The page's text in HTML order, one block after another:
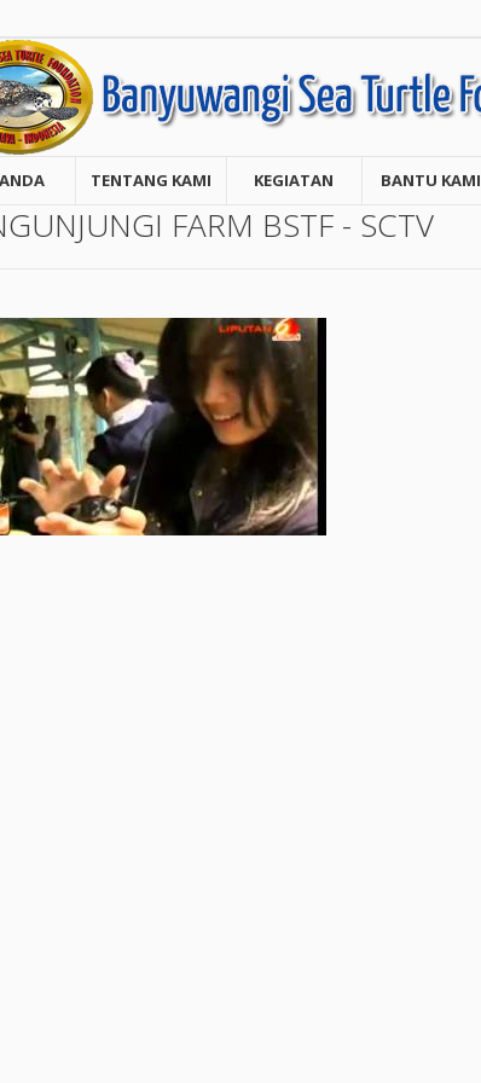
TENTANG KAMI KEGIATAN BANTU KAMI
FARM BSTF - SCTV